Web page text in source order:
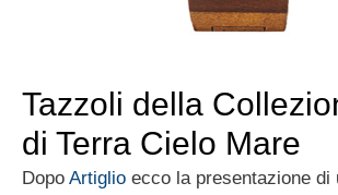
Tazzoli della
di Terra Cielo Mare
Dopo Artiglio ecco la presentazione di